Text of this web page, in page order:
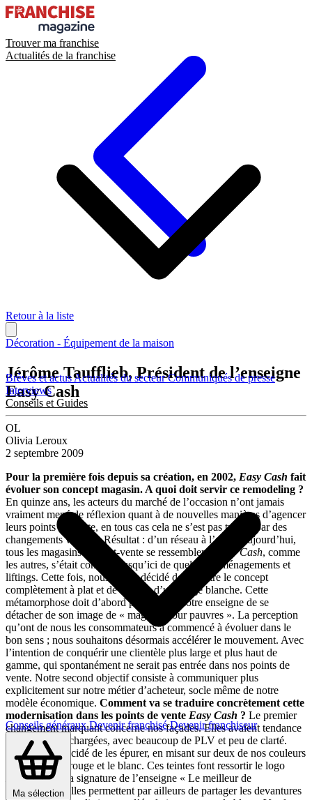
Trouver ma franchise
Actualités de la franchise
Brèves et actusActualités du secteurCommuniqués de presse
Interviews
Conseils et Guides
Conseils générauxDevenir franchiséDevenir franchiseur
Ma sélection
Retour à la liste
Décoration - Équipement de la maison
Jérôme Taufflieb, Président de l’enseigne
Easy Cash
OL
Olivia Leroux
2 septembre 2009
Pour la première fois depuis sa création, en 2002, Easy Cash fait
évoluer son concept magasin. A quoi doit servir ce remodeling ?
En quinze ans, les acteurs du marché de l’occasion n’ont jamais
vraiment mené de réflexion quant à de nouvelles manières d’agencer
leurs points de vente, en tous cas cela ne s’est pas traduit par des
changements visibles. Résultat : d’un réseau à l’autre, aujourd’hui,
tous les magasins d’achat-vente se ressemblent.
Easy Cash, comme
les autres, s’était contenté jusqu’ici de quelques aménagements et
liftings. Cette fois, nous avons décidé de remettre le concept
complètement à plat et de repartir d’une page blanche. Cette
métamorphose doit d’abord permettre à notre enseigne de se
détacher de son image de « magasin pour pauvres ». La perception
qu’ont de nous les consommateurs a commencé à évoluer dans le
bon sens ; nous souhaitons désormais accélérer le mouvement. Avec
l’intention de conquérir une clientèle plus large et plus haut de
gamme, qui spontanément ne serait pas entrée dans nos points de
vente. Notre second objectif consiste à communiquer plus
explicitement sur notre métier d’acheteur, socle même de notre
modèle économique. Comment va se traduire concrètement cette
modernisation dans les points de vente Easy Cash ? Le premier
changement marquant concerne nos façades. Elles avaient tendance
à devenir trop chargées, avec beaucoup de PLV et peu de clarté.
Nous avons décidé de les épurer, en misant sur deux de nos couleurs
historiques, le rouge et le blanc. Ces teintes font ressortir le logo
Easy Cashet la signature de l’enseigne « Le meilleur de
l’occasion ». Elles permettent par ailleurs de partager les devantures